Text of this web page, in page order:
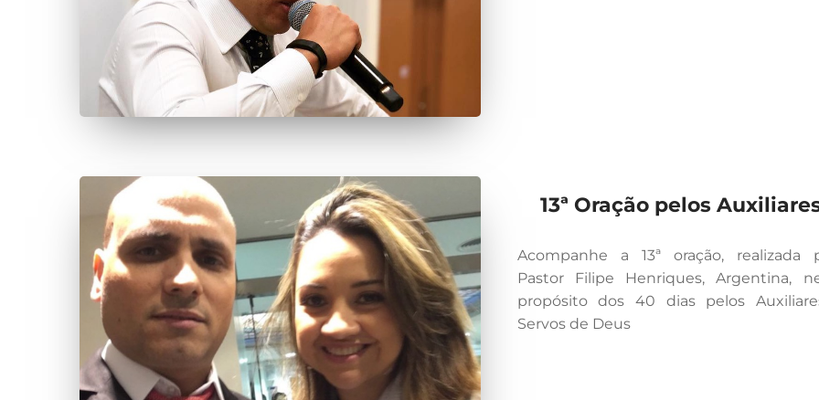
13ª Oração pelos
Acompanhe a 13ª oração, realizada
Pastor Filipe Henriques, Argentina,
propósito dos 40 dias pelos
Servos de Deus